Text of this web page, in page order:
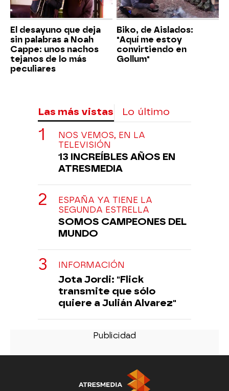
El desayuno que deja
sin palabras a Noah
Cappe: unos nachos
tejanos de lo más
peculiares
Biko, de Aislados:
"Aquí me estoy
convirtiendo en
Gollum"
Las más vistas Lo último
NOS VEMOS, EN LA
TELEVISIÓN
13 INCREÍBLES AÑOS EN
ATRESMEDIA
ESPAÑA YA TIENE LA
SEGUNDA ESTRELLA
SOMOS CAMPEONES DEL
MUNDO
INFORMACIÓN
Jota Jordi: "Flick
transmite que sólo
quiere a Julián Alvarez"